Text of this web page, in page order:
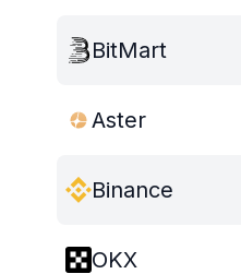
BitMart
Aster
Binance
OKX